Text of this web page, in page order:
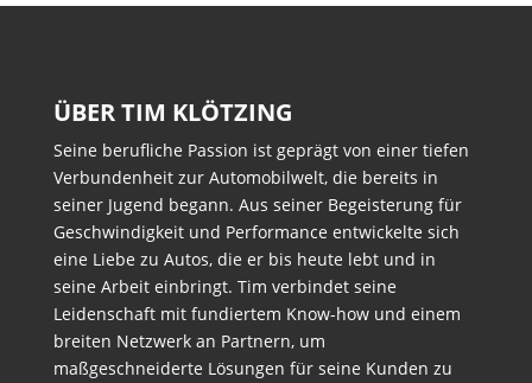
ÜBER TIM KLÖTZING
Seine berufliche Passion ist geprägt von einer tiefen
Verbundenheit zur Automobilwelt, die bereits in
seiner Jugend begann. Aus seiner Begeisterung für
Geschwindigkeit und Performance entwickelte sich
eine Liebe zu Autos, die er bis heute lebt und in
seine Arbeit einbringt. Tim verbindet seine
Leidenschaft mit fundiertem Know-how und einem
breiten Netzwerk an Partnern, um
maßgeschneiderte Lösungen für seine Kunden zu